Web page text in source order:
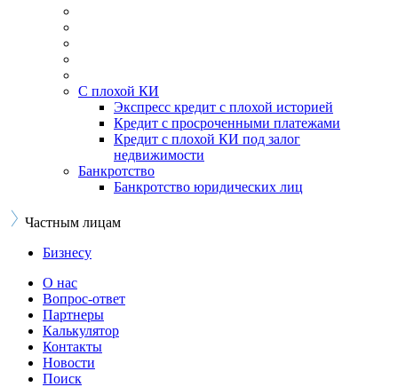
С плохой КИ
Экспресс кредит с плохой историей
Кредит с просроченными платежами
Кредит с плохой КИ под залог
недвижимости
Банкротство
Банкротство юридических лиц
Частным лицам
Бизнесу
О нас
Вопрос-ответ
Партнеры
Калькулятор
Контакты
Новости
Поиск